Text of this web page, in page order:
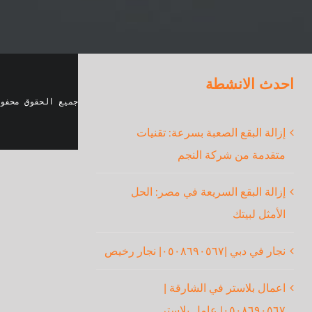
احدث الانشطة
إزالة البقع الصعبة بسرعة: تقنيات
متقدمة من شركة النجم
إزالة البقع السريعة في مصر: الحل
الأمثل لبيتك
نجار في دبي |٠٥٠٨٦٩٠٥٦٧| نجار رخيص
اعمال بلاستر في الشارقة |
جميع الحقوق